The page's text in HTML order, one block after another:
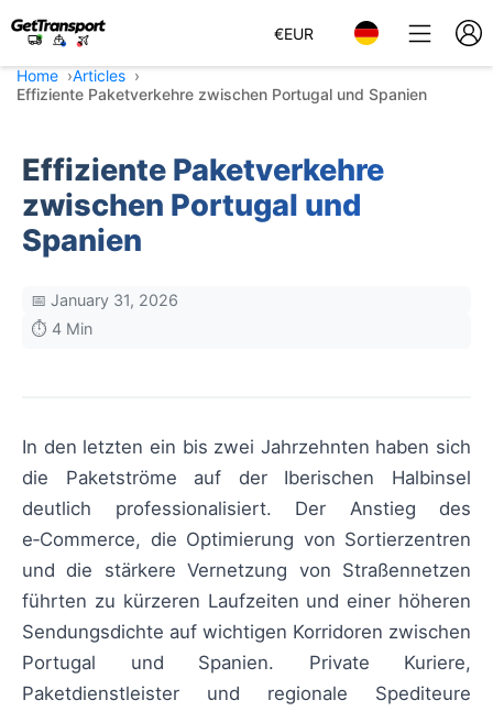
€EUR
Home
Articles
Effiziente Paketverkehre zwischen Portugal und Spanien
Effiziente Paketverkehre
zwischen Portugal und
Spanien
📅 January 31, 2026
⏱️ 4 Min
In den letzten ein bis zwei Jahrzehnten haben sich
die Paketströme auf der Iberischen Halbinsel
deutlich professionalisiert. Der Anstieg des
e‑Commerce, die Optimierung von Sortierzentren
und die stärkere Vernetzung von Straßennetzen
führten zu kürzeren Laufzeiten und einer höheren
Sendungsdichte auf wichtigen Korridoren zwischen
Portugal und Spanien. Private Kuriere,
Paketdienstleister und regionale Spediteure